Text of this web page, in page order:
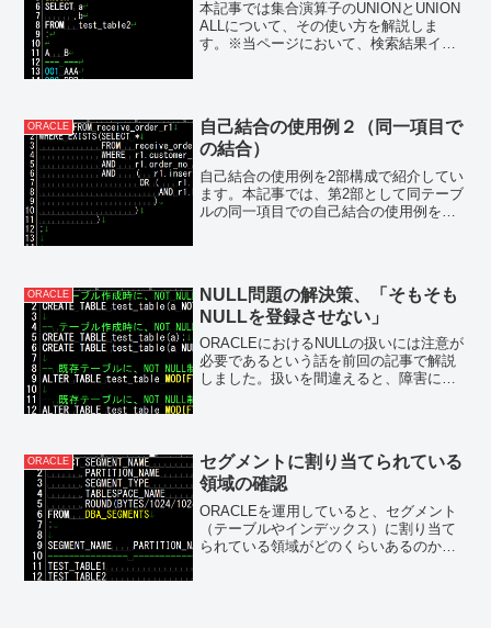
本記事では集合演算子のUNIONとUNION
ALLについて、その使い方を解説しま
す。※当ページにおいて、検索結果イメ
す。...
ORACLE
自己結合の使用例２（同一項目で
の結合）
自己結合の使用例を2部構成で紹介してい
ます。本記事では、第2部として同テーブ
ルの同一項目での自己結合の使用例を紹
ORACLE
NULL問題の解決策、「そもそも
NULLを登録させない」
ORACLEにおけるNULLの扱いには注意が
必要であるという話を前回の記事で解説
しました。扱いを間違えると、障害にも
ORACLE
セグメントに割り当てられている
領域の確認
ORACLEを運用していると、セグメント
（テーブルやインデックス）に割り当て
られている領域がどのくらいあるのか把